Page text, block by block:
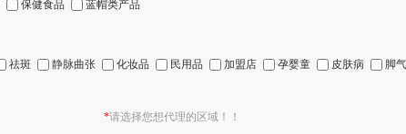
保健食品
蓝帽类产品
祛斑 静脉曲张 化妆品 民用品 加盟店 孕婴童 皮肤病
脚气
*请选择您想代理的区域！！